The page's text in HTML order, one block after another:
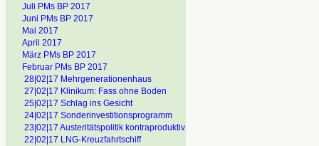
Juli PMs BP 2017
Juni PMs BP 2017
Mai 2017
April 2017
März PMs BP 2017
Februar PMs BP 2017
28|02|17 Mehrgenerationenhaus
27|02|17 Klinikum: Fass ohne Boden
25|02|17 Schlag ins Gesicht
24|02|17 Sonderinvestitionsprogramm
23|02|17 Austeritätspolitik kontraproduktiv
22|02|17 LNG-Kreuzfahrtschiff